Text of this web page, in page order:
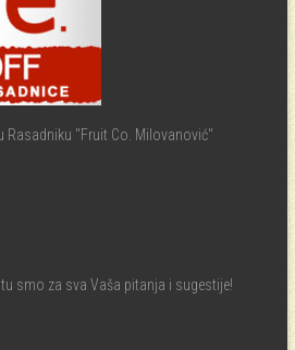
Rasadniku "Fruit Co. Milovanović"
smo za sva Vaša pitanja i sugestije!